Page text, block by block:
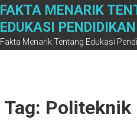
Skip
content
FAKTA MENARIK
EDUKASI PENDIDIKAN
Fakta Menarik Tentang Edukasi
Tag: Politeknik